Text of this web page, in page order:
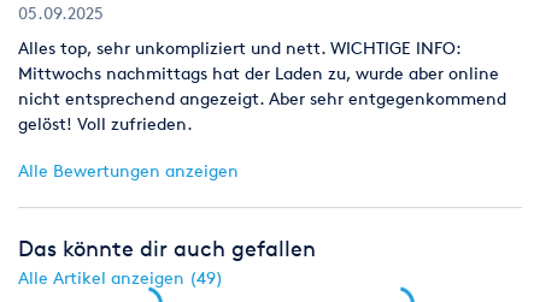
05.09.2025
Alles top, sehr unkompliziert und nett. WICHTIGE INFO:
Mittwochs nachmittags hat der Laden zu, wurde aber online
nicht entsprechend angezeigt. Aber sehr entgegenkommend
gelöst! Voll zufrieden.
Alle Bewertungen anzeigen
Das könnte dir auch gefallen
Alle Artikel anzeigen (49)